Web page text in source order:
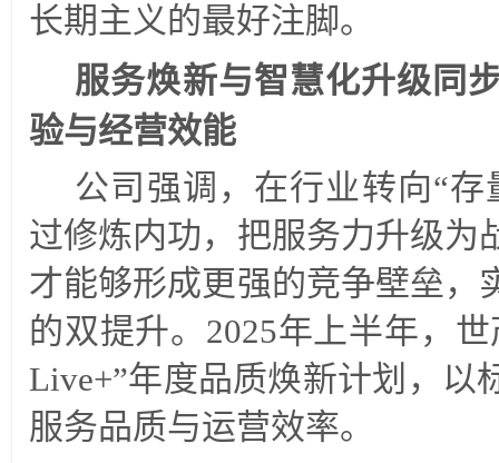
长期主义的最好注脚。
服务焕新与智慧化升级同
验与经营效能
公司强调，在行业转向“
过修炼内功，把服务力升级为
才能够形成更强的竞争壁垒，
的双提升。2025年上半年，
Live+”年度品质焕新计划，以
服务品质与运营效率。